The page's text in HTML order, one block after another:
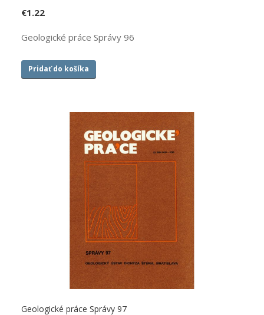
€1.22
Geologické práce Správy 96
Pridať do košíka
Geologické práce Správy 97